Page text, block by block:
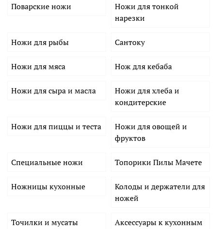
Поварские ножи
Ножи для тонкой
нарезки
Ножи для рыбы Сантоку
Ножи для мяса Нож для кебаба
Ножи для сыра и масла
Ножи для хлеба и
кондитерские
Ножи для пиццы и теста
Ножи для овощей и
фруктов
Специальные ножи Топорики Пилы Мачете
Ножницы кухонные
Колоды и держатели для
ножей
Точилки и мусаты
Аксессуары к кухонным